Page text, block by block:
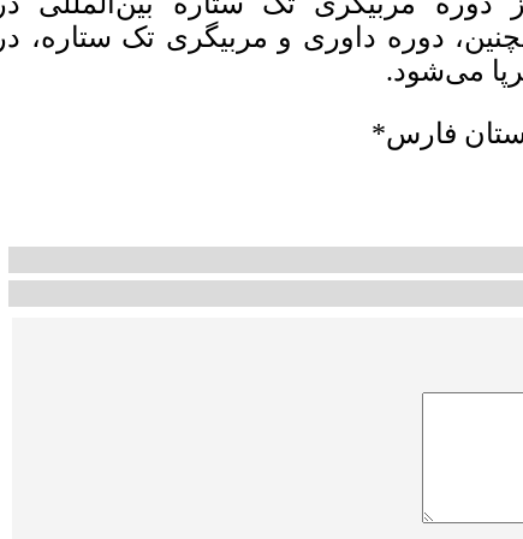
دوره داوری و مربیگری تک ستاره، در
می‌شود.
فارس*